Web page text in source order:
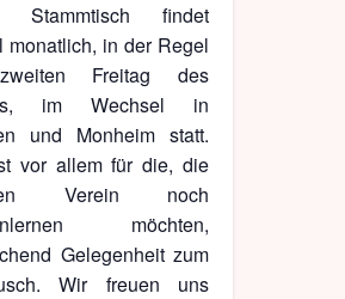
Stammtisch findet
monatlich, in der Regel
Freitag des
im Wechsel in
und Monheim statt.
vor allem für die, die
Verein noch
möchten,
Gelegenheit zum
Wir freuen uns